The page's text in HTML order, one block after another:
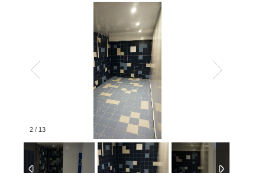
2 / 13